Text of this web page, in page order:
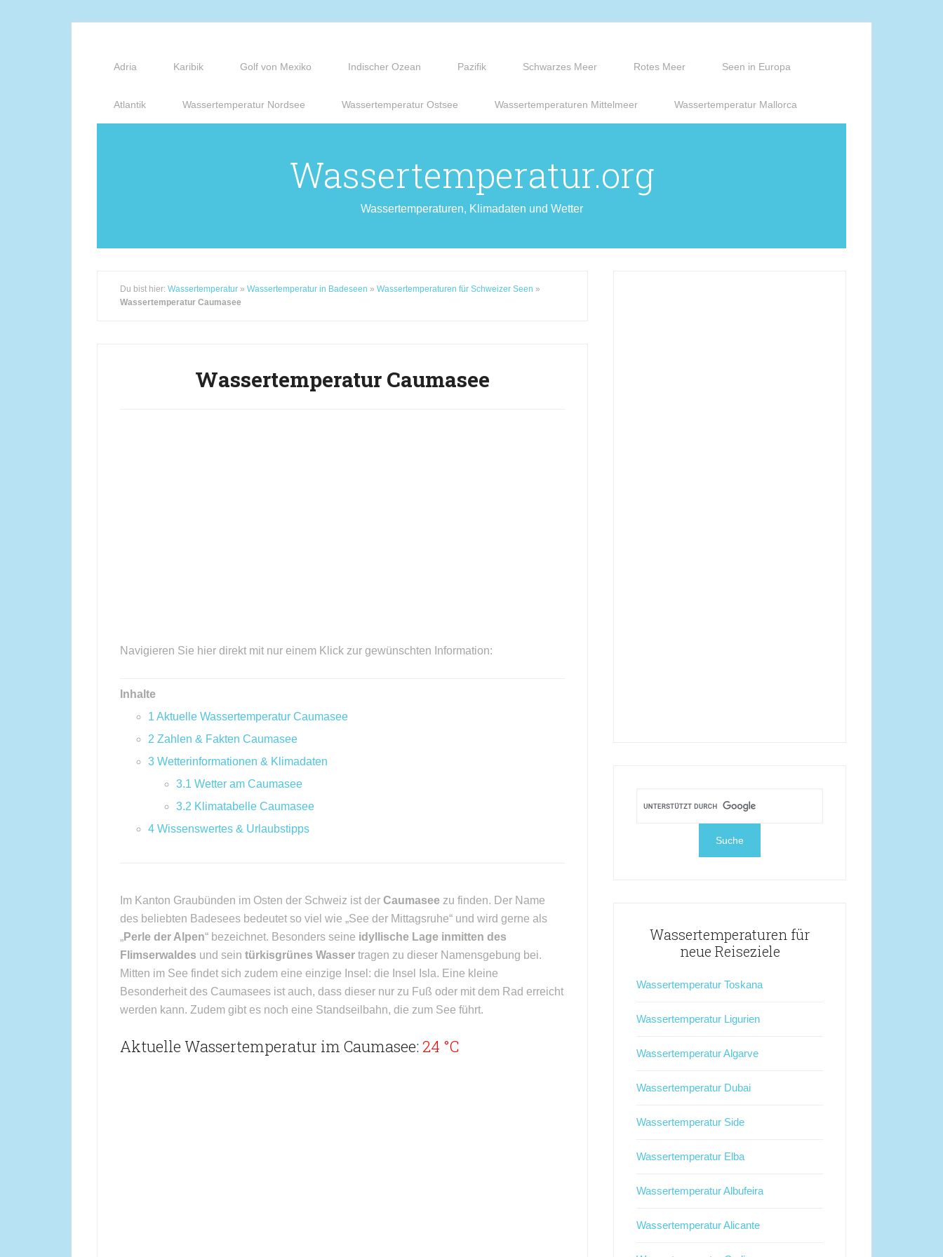
Adria Karibik Golf von Mexiko Indischer Ozean Pazifik Schwarzes Meer Rotes Meer Seen in Europa
Atlantik Wassertemperatur Nordsee Wassertemperatur Ostsee Wassertemperaturen Mittelmeer Wassertemperatur Mallorca
Wassertemperatur.org
Wassertemperaturen, Klimadaten und Wetter
Du bist hier: Wassertemperatur » Wassertemperatur in Badeseen » Wassertemperaturen für Schweizer Seen »
Wassertemperatur Caumasee
Wassertemperatur Caumasee
Navigieren Sie hier direkt mit nur einem Klick zur gewünschten Information:
Inhalte
1 Aktuelle Wassertemperatur Caumasee
2 Zahlen & Fakten Caumasee
3 Wetterinformationen & Klimadaten
3.1 Wetter am Caumasee
3.2 Klimatabelle Caumasee
4 Wissenswertes & Urlaubstipps
Im Kanton Graubünden im Osten der Schweiz ist der Caumasee zu finden. Der Name
des beliebten Badesees bedeutet so viel wie „See der Mittagsruhe“ und wird gerne als
„Perle der Alpen“ bezeichnet. Besonders seine idyllische Lage inmitten des
Flimserwaldes und sein türkisgrünes Wasser tragen zu dieser Namensgebung bei.
Mitten im See findet sich zudem eine einzige Insel: die Insel Isla. Eine kleine
Besonderheit des Caumasees ist auch, dass dieser nur zu Fuß oder mit dem Rad erreicht
werden kann. Zudem gibt es noch eine Standseilbahn, die zum See führt.
Aktuelle Wassertemperatur im Caumasee: 24 °C
Wassertemperaturen für
neue Reiseziele
Wassertemperatur Toskana
Wassertemperatur Ligurien
Wassertemperatur Algarve
Wassertemperatur Dubai
Wassertemperatur Side
Wassertemperatur Elba
Wassertemperatur Albufeira
Wassertemperatur Alicante